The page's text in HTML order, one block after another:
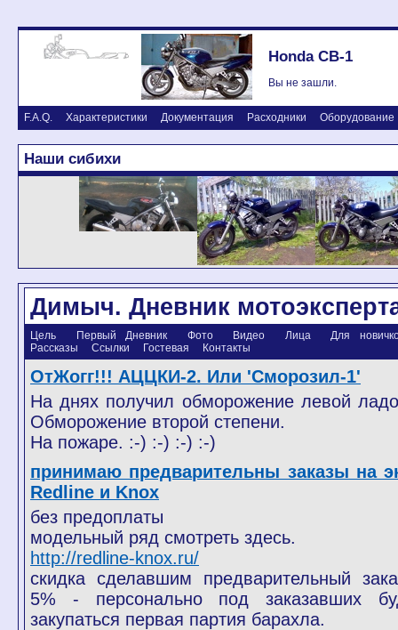
Honda CB-1
Вы не зашли.
F.A.Q. Характеристики Документация Расходники Оборудование
Наши сибихи
Димыч. Дневник
Цель Первый Дневник Фото Видео Лица
Для
Рассказы
Ссылки Гостевая Контакты
ОтЖогг!!! АЦЦКИ-2. Или 'Сморозил-1'
На днях получил обморожение левой
Обморожение второй степени.
На пожаре. :-) :-) :-) :-)
принимаю предварительны заказы на
Redline и Knox
без предоплаты
модельный ряд смотреть здесь.
http://redline-knox.ru/
скидка сделавшим предварительный
5% - персонально под заказавших
закупаться первая партия барахла.